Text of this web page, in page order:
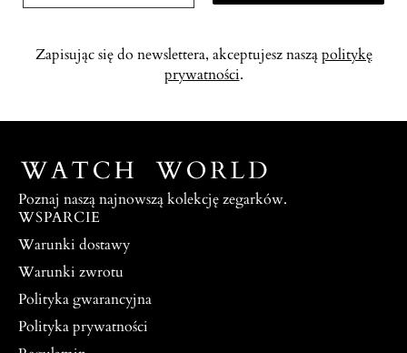
Zapisując się do newslettera, akceptujesz nasząpolitykę
prywatności.
Poznaj naszą najnowszą kolekcję zegarków.
WSPARCIE
Warunki dostawy
Warunki zwrotu
Polityka gwarancyjna
Polityka prywatności